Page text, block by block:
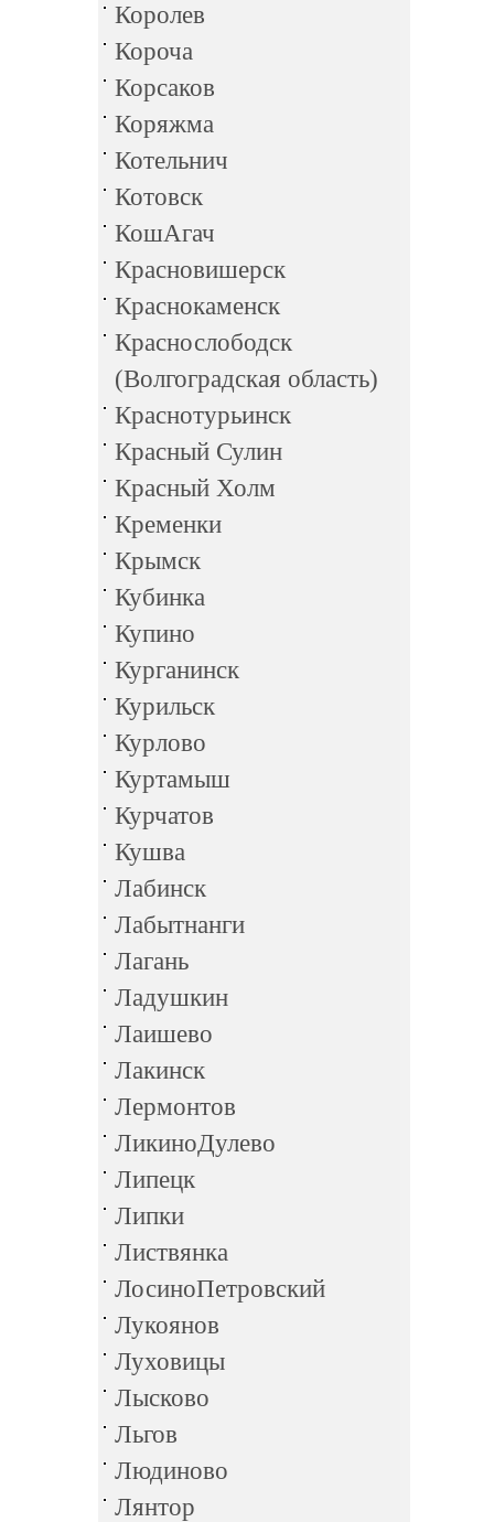
Королев
Короча
Корсаков
Коряжма
Котельнич
Котовск
КошАгач
Красновишерск
Краснокаменск
Краснослободск
(Волгоградская область)
Краснотурьинск
Красный Сулин
Красный Холм
Кременки
Крымск
Кубинка
Купино
Курганинск
Курильск
Курлово
Куртамыш
Курчатов
Кушва
Лабинск
Лабытнанги
Лагань
Ладушкин
Лаишево
Лакинск
Лермонтов
ЛикиноДулево
Липецк
Липки
Листвянка
ЛосиноПетровский
Лукоянов
Луховицы
Лысково
Льгов
Людиново
Лянтор